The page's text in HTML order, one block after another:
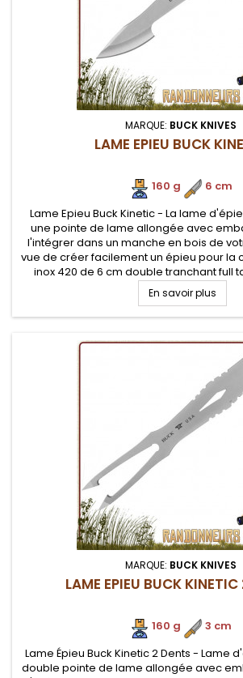
MARQUE: BUCK KNIVES
LAME EPIEU BUCK
160 g
6 cm
Lame Epieu Buck Kinetic - La lame
une pointe de lame allongée avec
l'intégrer dans un manche en bois de
vue de créer facilement un épieu pour la
inox 420 de 6 cm double tranchant full
manche
En savoir plus
MARQUE: BUCK KNIVES
LAME EPIEU BUCK KINETIC
160 g
3 cm
Lame Épieu Buck Kinetic 2 Dents - Lame
double pointe de lame allongée avec